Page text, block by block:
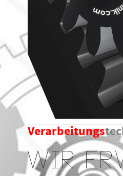
Verarbeitungs
WIR